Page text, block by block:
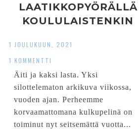
LAATIKKOPYÖRÄLLÄ
KOULULAISTENKIN
1 JOULUKUUN, 2021
1 KOMMENTTI
Äiti ja kaksi lasta. Yksi
silottelematon arkikuva viikossa,
vuoden ajan. Perheemme
korvaamattomana kulkupelinä on
toiminut nyt seitsemättä vuotta...